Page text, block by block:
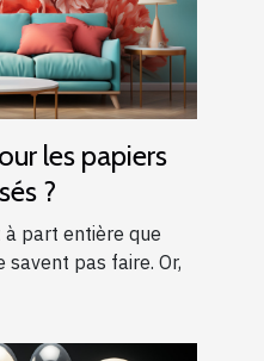
les papiers
?
part entière que
pas faire. Or,